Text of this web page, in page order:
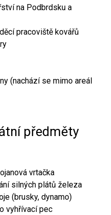
na Podbrdsku a
pracoviště kovářů
(nachází se mimo areál
předměty
vrtačka
silných plátů železa
(brusky, dynamo)
vyhřívací pec